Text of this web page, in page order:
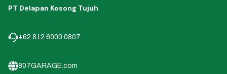
PT Delapan Kosong Tujuh
+62 812 6000 0807
807GARAGE.com